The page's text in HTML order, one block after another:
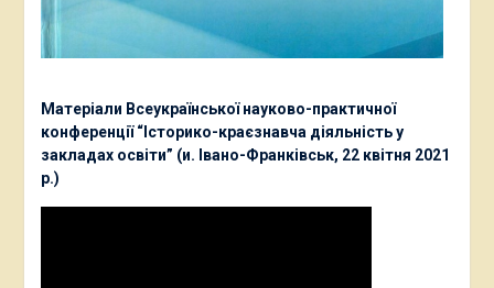
Матеріали Всеукраїнської науково-практичної
конференції “Історико-краєзнавча діяльність у
закладах освіти” (и. Івано-Франківськ, 22 квітня 2021
р.)